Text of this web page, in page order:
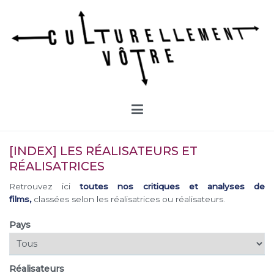
contenu
[INDEX] LES RÉALISATEURS ET
RÉALISATRICES
Retrouvez icitoutes nos critiques et analyses de
films, classées selon les réalisatrices ou réalisateurs.
Pays
Réalisateurs